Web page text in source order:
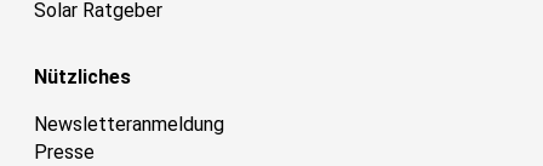
Solar Ratgeber
Nützliches
Newsletteranmeldung
Presse